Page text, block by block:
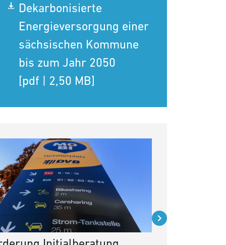
Dekarbonisierte
Energieversorgung einer
sächsischen Kommune
bis zum Jahr 2050
[pdf | 2,50 MB]